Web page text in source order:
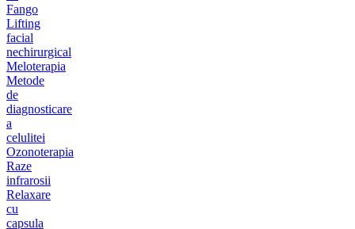
Fango
Lifting
facial
nechirurgical
Meloterapia
Metode
de
diagnosticare
a
celulitei
Ozonoterapia
Raze
infrarosii
Relaxare
cu
capsula